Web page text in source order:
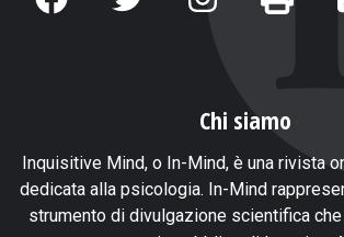
Chi siamo
Inquisitive Mind, o In-Mind, è una rivista
dedicata alla psicologia. In-Mind
strumento di divulgazione scientifica